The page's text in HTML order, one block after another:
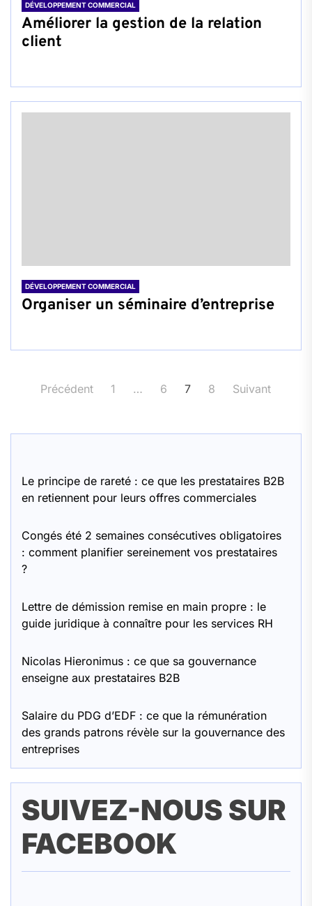
DÉVELOPPEMENT COMMERCIAL
Améliorer la gestion de la relation
client
DÉVELOPPEMENT COMMERCIAL
Organiser un séminaire d’entreprise
Pagination
publications
Précédent 1 … 6 7 8 Suivant
Le principe de rareté : ce que les prestataires B2B
en retiennent pour leurs offres commerciales
Congés été 2 semaines consécutives obligatoires
: comment planifier sereinement vos prestataires
?
Lettre de démission remise en main propre : le
guide juridique à connaître pour les services RH
Nicolas Hieronimus : ce que sa gouvernance
enseigne aux prestataires B2B
Salaire du PDG d’EDF : ce que la rémunération
des grands patrons révèle sur la gouvernance des
entreprises
SUIVEZ-NOUS SUR
FACEBOOK